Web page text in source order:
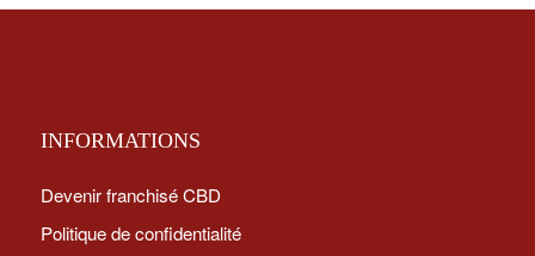
INFORMATIONS
Devenir franchisé CBD
Politique de confidentialité